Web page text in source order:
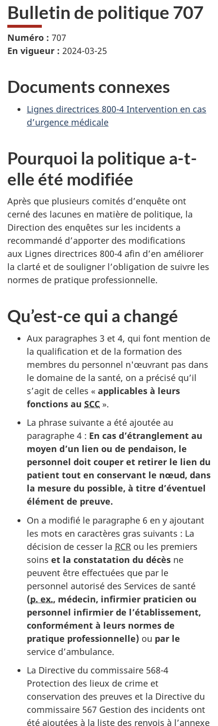
veux
pas
sondage
web,
Bulletin de politique 707
Numéro : 707
En vigueur : 2024-03-25
Documents connexes
Lignes directrices 800-4 Intervention en cas
d’urgence médicale
Pourquoi la politique a-t-
elle été modifiée
Après que plusieurs comités d’enquête ont
cerné des lacunes en matière de politique, la
Direction des enquêtes sur les incidents a
recommandé d’apporter des modifications
aux Lignes directrices 800-4 afin d’en améliorer
la clarté et de souligner l’obligation de suivre les
normes de pratique professionnelle.
Qu’est-ce qui a changé
Aux paragraphes 3 et 4, qui font mention de
la qualification et de la formation des
membres du personnel n'œuvrant pas dans
le domaine de la santé, on a précisé qu’il
s’agit de celles « applicables à leurs
fonctions au SCC ».
La phrase suivante a été ajoutée au
paragraphe 4 : En cas d’étranglement au
moyen d’un lien ou de pendaison, le
personnel doit couper et retirer le lien du
patient tout en conservant le nœud, dans
la mesure du possible, à titre d’éventuel
élément de preuve.
On a modifié le paragraphe 6 en y ajoutant
les mots en caractères gras suivants : La
décision de cesser la RCR ou les premiers
soins et la constatation du décès ne
peuvent être effectuées que par le
personnel autorisé des Services de santé
(p. ex., médecin, infirmier praticien ou
personnel infirmier de l’établissement,
conformément à leurs normes de
pratique professionnelle) ou par le
service d’ambulance.
La Directive du commissaire 568-4
Protection des lieux de crime et
conservation des preuves et la Directive du
commissaire 567 Gestion des incidents ont
été ajoutées à la liste des renvois à l’annexe